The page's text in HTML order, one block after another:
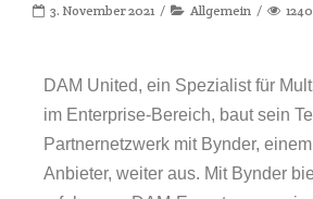
3. November 2021 Allgemein 1240
DAM United, ein Spezialist für
im Enterprise-Bereich, baut sein
Partnernetzwerk mit Bynder,
Anbieter, weiter aus. Mit Bynder